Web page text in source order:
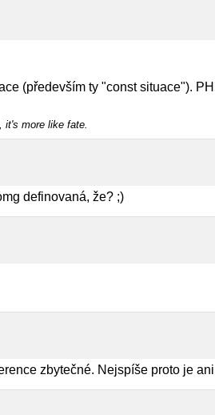
(především ty "const situace").
it's more like fate.
definovaná, že? ;)
zbytečné. Nejspíše proto je